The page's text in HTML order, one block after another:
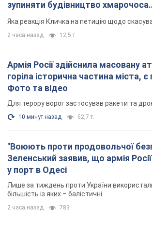
"Воюють проти продовольчої
Зеленський заявив, що армія
у порт в Одесі
Лише за тиждень проти України
2 часа назад